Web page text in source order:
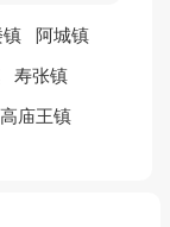
镇 阿城镇
寿张镇
高庙王镇